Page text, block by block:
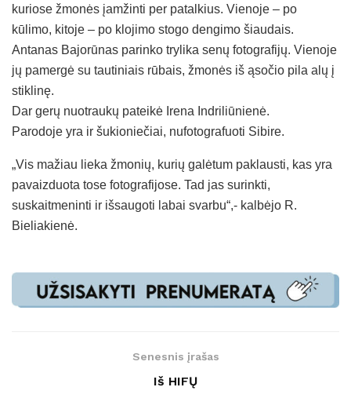
kuriose žmonės įamžinti per patalkius. Vienoje – po
kūlimo, kitoje – po klojimo stogo dengimo šiaudais.
Antanas Bajorūnas parinko trylika senų fotografijų. Vienoje
jų pamergė su tautiniais rūbais, žmonės iš ąsočio pila alų į
stiklinę.
Dar gerų nuotraukų pateikė Irena Indriliūnienė.
Parodoje yra ir šukioniečiai, nufotografuoti Sibire.
„Vis mažiau lieka žmonių, kurių galėtum paklausti, kas yra
pavaizduota tose fotografijose. Tad jas surinkti,
suskaitmeninti ir išsaugoti labai svarbu“,- kalbėjo R.
Bieliakienė.
Senesnis įrašas
Iš HIFŲ